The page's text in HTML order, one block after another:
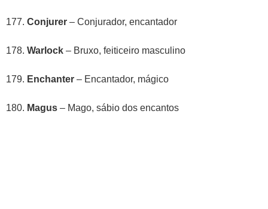
Conjurer – Conjurador, encantador
Warlock – Bruxo, feiticeiro masculino
Enchanter – Encantador, mágico
Magus – Mago, sábio dos encantos